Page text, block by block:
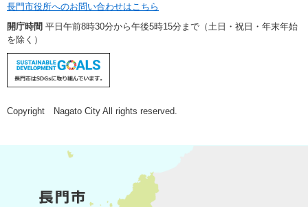
長門市役所へのお問い合わせはこちら
開庁時間 平日午前8時30分から午後5時15分まで（土日・祝日・年末年始
を除く）
Copyright Nagato City All rights reserved.